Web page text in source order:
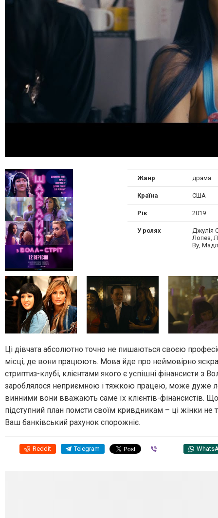
Жанр драма
Країна США
Рік 2019
У ролях
Джулія
Лопез,
Ву,
Ці дівчата абсолютно точно не пишаються своєю
місці, де вони працюють. Мова йде про неймовірно
стриптиз-клубі, клієнтами якого є успішні фінансисти з
зароблялося неприємною і тяжкою працею, може дуже
винними вони вважають саме їх клієнтів-фінансистів.
підступний план помсти своїм кривдникам – ці жінки не
Ваш банківський рахунок спорожніє.
Reddit Telegram